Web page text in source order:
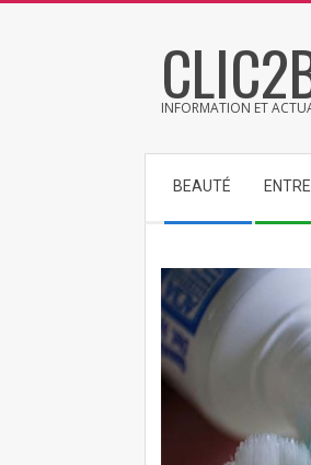
INFORMATION ET
Navigation
Menu
BEAUTÉ